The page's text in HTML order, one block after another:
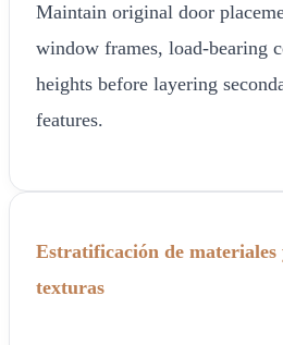
Maintain original door
window frames, load-bearing
heights before layering
features.
Estratificación de
texturas